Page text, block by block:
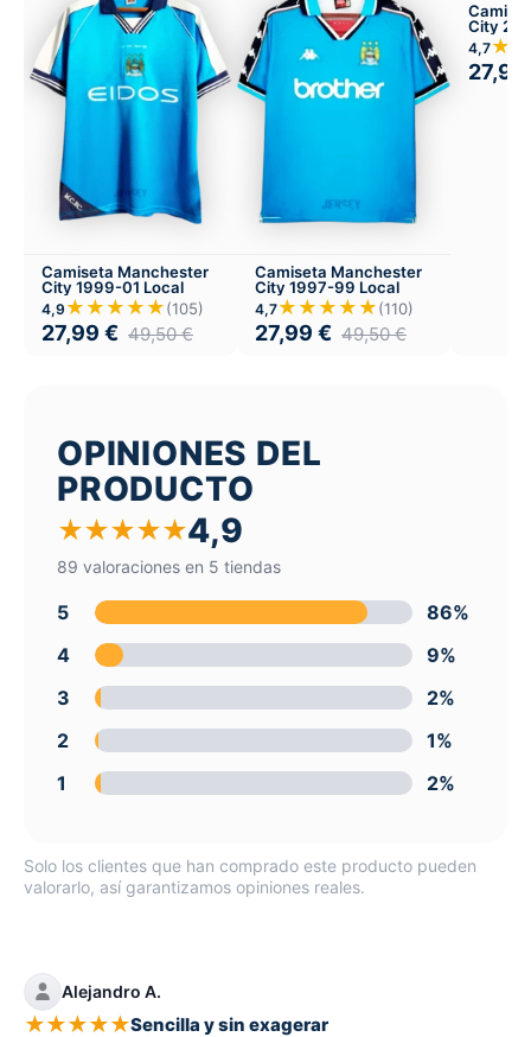
Camiseta Manchester
City 1999-01 Local
4,9 ★★★★★(105)
27,99 € 49,50€
Camiseta Manchester
City 1997-99 Local
4,7★★★★★(110)
27,99 € 49,50€
City
4,7
27,99
OPINIONES DEL
PRODUCTO
★★★★★4,9
89 valoraciones en 5 tiendas
5
86%
4
9%
3
2%
2
1%
1
2%
Solo los clientes que han comprado este producto pueden
valorarlo, así garantizamos opiniones reales.
Alejandro A.
★★★★★Sencilla y sin exagerar